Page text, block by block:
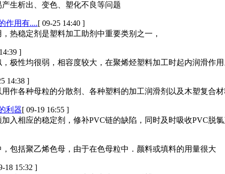
生析出、变色、塑化不良等问题
作用有....[ 09-25 14:40 ]
热稳定剂是塑料加工助剂中重要类别之一，
]
极性均很弱，相容度较大，在聚烯烃塑料加工时起内润滑作用
14:38 ]
用作各种母粒的分散剂、各种塑料的加工润滑剂以及木塑复合
利器[ 09-19 16:55 ]
入相应的稳定剂，修补PVC链的缺陷，同时及时吸收PVC脱
包括聚乙烯色母，由于在色母粒中．颜料或填料的用量很大
18 15:32 ]